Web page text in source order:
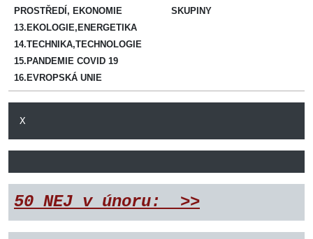
PROSTŘEDÍ, EKONOMIE
13.EKOLOGIE,ENERGETIKA
14.TECHNIKA,TECHNOLOGIE
15.PANDEMIE COVID 19
16.EVROPSKÁ UNIE
SKUPINY
X
50 NEJ v únoru: >>